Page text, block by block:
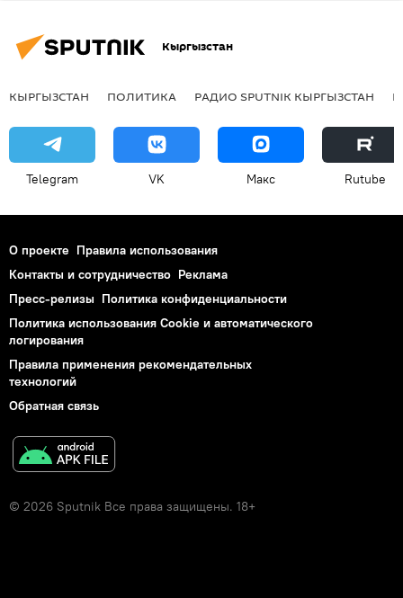
Кыргызстан
КЫРГЫЗСТАН ПОЛИТИКА РАДИО SPUTNIK КЫРГЫЗСТАН
Telegram VK Макс Rutube
О проекте Правила использования
Контакты и сотрудничество Реклама
Пресс-релизы Политика конфиденциальности
Политика использования Cookie и автоматического
логирования
Правила применения рекомендательных
технологий
Обратная связь
© 2026 Sputnik Все права защищены. 18+